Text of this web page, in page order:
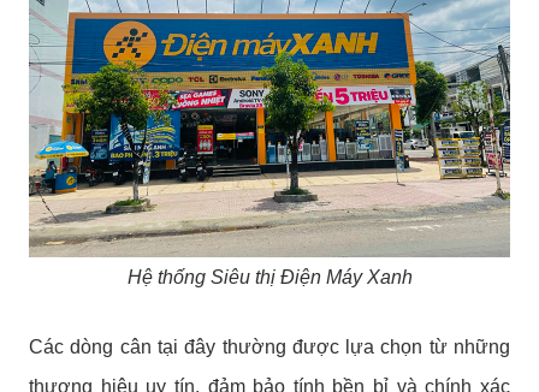
Hệ thống Siêu thị Điện Máy Xanh
Các dòng cân tại đây thường được lựa chọn từ những
thương hiệu uy tín, đảm bảo tính bền bỉ và chính xác